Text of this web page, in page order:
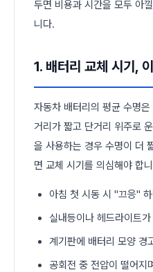
두면 비용과 시간을 모두 아
니다.
1. 배터리 교체 시기,
자동차 배터리의 평균 수명
거리가 짧고 단거리 위주로
을 사용하는 경우 수명이 더
면 교체 시기를 의심해야 합
아침 첫 시동 시 "끄응"
실내등이나 헤드라이트
계기판에 배터리 모양 경
공회전 중 전압이 떨어지